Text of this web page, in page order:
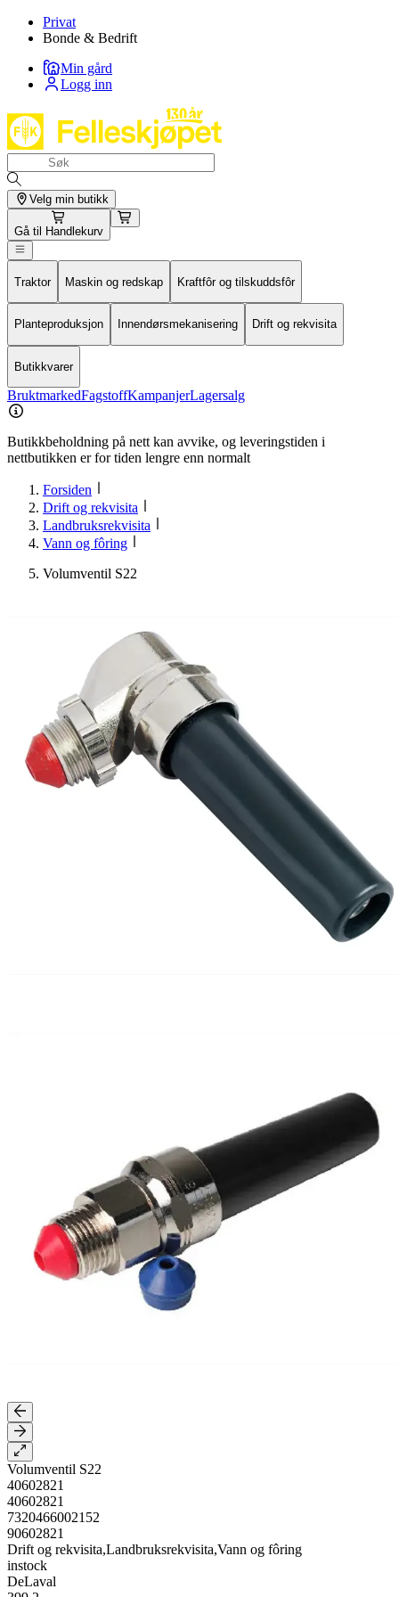
Privat
Bonde & Bedrift
Min gård
Logg inn
Velg min butikk
Gå til Handlekurv
Traktor Maskin og redskap Kraftfôr og tilskuddsfôr
Planteproduksjon Innendørsmekanisering Drift og rekvisita
Butikkvarer
BruktmarkedFagstoffKampanjerLagersalg
Butikkbeholdning på nett kan avvike, og leveringstiden i
nettbutikken er for tiden lengre enn normalt
Forsiden
Drift og rekvisita
Landbruksrekvisita
Vann og fôring
Volumventil S22
Volumventil S22
40602821
40602821
7320466002152
90602821
Drift og rekvisita,Landbruksrekvisita,Vann og fôring
instock
DeLaval